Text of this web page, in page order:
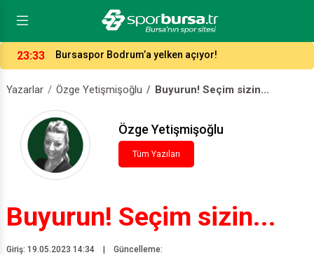
16:37 Bursaspor’un forma numaraları açıklandı
Yazarlar Özge Yetişmişoğlu Buyurun! Seçim sizin...
Özge Yetişmişoğlu
Tüm Yazıları
Buyurun! Seçim sizin...
Giriş: 19.05.2023 14:34 |
Güncelleme: